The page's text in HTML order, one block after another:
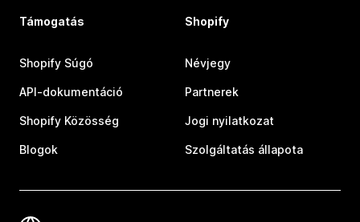
Támogatás
Shopify Súgó
API-dokumentáció
Shopify Közösség
Blogok
Shopify
Névjegy
Partnerek
Jogi nyilatkozat
Szolgáltatás állapota